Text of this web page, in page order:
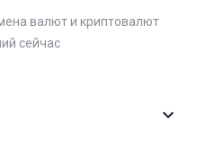
валют и криптовалют
сейчас